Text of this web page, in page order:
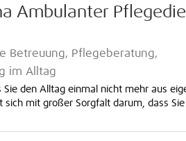
Ambulanter
Betreuung, Pflegeberatung,
im Alltag
den Alltag einmal nicht mehr aus
mit großer Sorgfalt darum, dass Sie